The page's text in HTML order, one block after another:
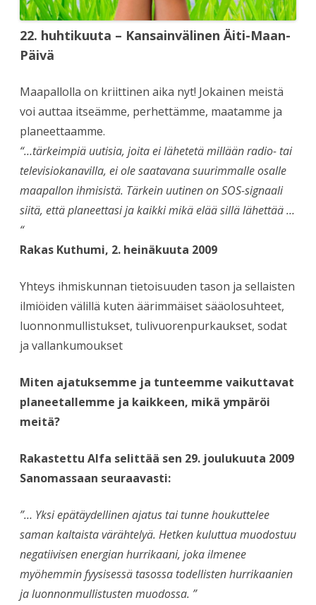
22. huhtikuuta – Kansainvälinen Äiti-Maan-
Päivä
Maapallolla on kriittinen aika nyt! Jokainen meistä
voi auttaa itseämme, perhettämme, maatamme ja
planeettaamme.
“…tärkeimpiä uutisia, joita ei lähetetä millään radio- tai
televisiokanavilla, ei ole saatavana suurimmalle osalle
maapallon ihmisistä. Tärkein uutinen on SOS-signaali
siitä, että planeettasi ja kaikki mikä elää sillä lähettää …
“
Rakas Kuthumi, 2. heinäkuuta 2009
Yhteys ihmiskunnan tietoisuuden tason ja sellaisten
ilmiöiden välillä kuten äärimmäiset sääolosuhteet,
luonnonmullistukset, tulivuorenpurkaukset, sodat
ja vallankumoukset
Miten ajatuksemme ja tunteemme vaikuttavat
planeetallemme ja kaikkeen, mikä ympäröi
meitä?
Rakastettu Alfa selittää sen 29. joulukuuta 2009
Sanomassaan seuraavasti:
”… Yksi epätäydellinen ajatus tai tunne houkuttelee
saman kaltaista värähtelyä. Hetken kuluttua muodostuu
negatiivisen energian hurrikaani, joka ilmenee
myöhemmin fyysisessä tasossa todellisten hurrikaanien
ja luonnonmullistusten muodossa. ”